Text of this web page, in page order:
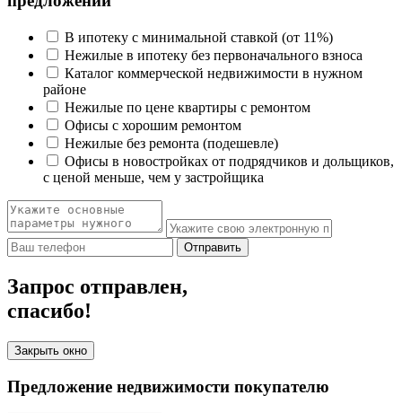
В ипотеку с минимальной ставкой (от 11%)
Нежилые в ипотеку без первоначального взноса
Каталог коммерческой недвижимости в нужном
районе
Нежилые по цене квартиры с ремонтом
Офисы с хорошим ремонтом
Нежилые без ремонта (подешевле)
Офисы в новостройках от подрядчиков и дольщиков,
с ценой меньше, чем у застройщика
Отправить
Запрос отправлен,
спасибо!
Закрыть окно
Предложение недвижимости покупателю